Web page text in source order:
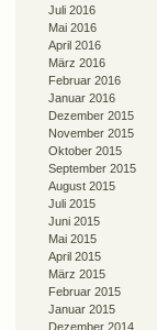
Juli 2016
Mai 2016
April 2016
März 2016
Februar 2016
Januar 2016
Dezember 2015
November 2015
Oktober 2015
September 2015
August 2015
Juli 2015
Juni 2015
Mai 2015
April 2015
März 2015
Februar 2015
Januar 2015
Dezember 2014